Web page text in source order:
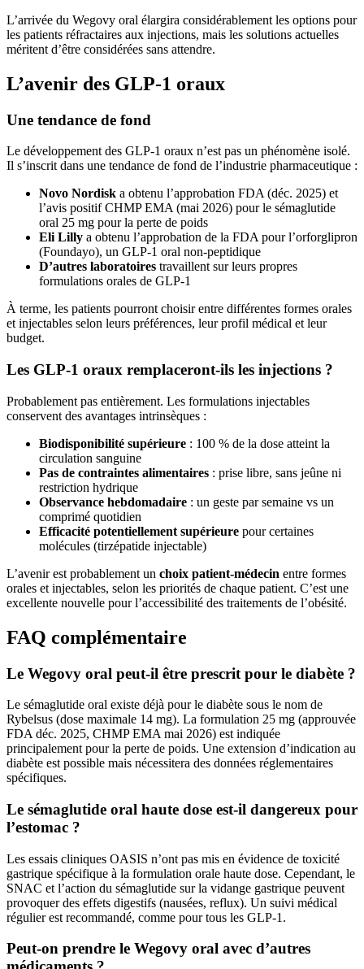
L’arrivée du Wegovy oral élargira considérablement les options pour
les patients réfractaires aux injections, mais les solutions actuelles
méritent d’être considérées sans attendre.
L’avenir des GLP-1 oraux
Une tendance de fond
Le développement des GLP-1 oraux n’est pas un phénomène isolé.
Il s’inscrit dans une tendance de fond de l’industrie pharmaceutique :
Novo Nordisk a obtenu l’approbation FDA (déc. 2025) et
l’avis positif CHMP EMA (mai 2026) pour le sémaglutide
oral 25 mg pour la perte de poids
Eli Lilly a obtenu l’approbation de la FDA pour l’orforglipron
(Foundayo), un GLP-1 oral non-peptidique
D’autres laboratoires travaillent sur leurs propres
formulations orales de GLP-1
À terme, les patients pourront choisir entre différentes formes orales
et injectables selon leurs préférences, leur profil médical et leur
budget.
Les GLP-1 oraux remplaceront-ils les injections ?
Probablement pas entièrement. Les formulations injectables
conservent des avantages intrinsèques :
Biodisponibilité supérieure : 100 % de la dose atteint la
circulation sanguine
Pas de contraintes alimentaires : prise libre, sans jeûne ni
restriction hydrique
Observance hebdomadaire : un geste par semaine vs un
comprimé quotidien
Efficacité potentiellement supérieure pour certaines
molécules (tirzépatide injectable)
L’avenir est probablement un choix patient-médecin entre formes
orales et injectables, selon les priorités de chaque patient. C’est une
excellente nouvelle pour l’accessibilité des traitements de l’obésité.
FAQ complémentaire
Le Wegovy oral peut-il être prescrit pour le diabète ?
Le sémaglutide oral existe déjà pour le diabète sous le nom de
Rybelsus (dose maximale 14 mg). La formulation 25 mg (approuvée
FDA déc. 2025, CHMP EMA mai 2026) est indiquée
principalement pour la perte de poids. Une extension d’indication au
diabète est possible mais nécessitera des données réglementaires
spécifiques.
Le sémaglutide oral haute dose est-il dangereux pour
l’estomac ?
Les essais cliniques OASIS n’ont pas mis en évidence de toxicité
gastrique spécifique à la formulation orale haute dose. Cependant, le
SNAC et l’action du sémaglutide sur la vidange gastrique peuvent
provoquer des effets digestifs (nausées, reflux). Un suivi médical
régulier est recommandé, comme pour tous les GLP-1.
Peut-on prendre le Wegovy oral avec d’autres